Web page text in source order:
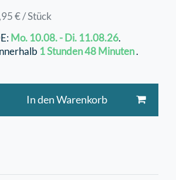
€ / Stück
Mo. 10.08. - Di. 11.08.26.
1 Stunden48 Minuten.
In den Warenkorb